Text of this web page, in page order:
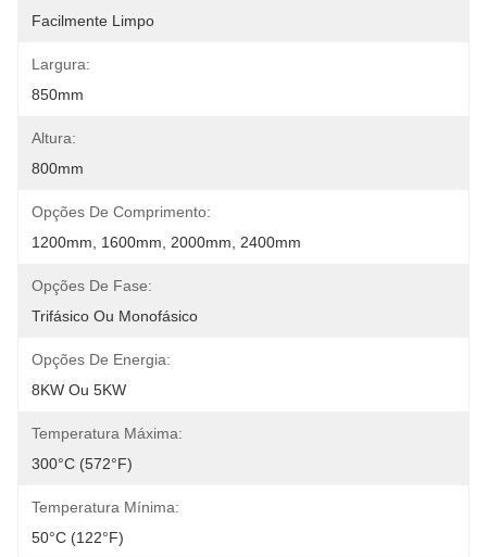
Facilmente Limpo
Largura:
850mm
Altura:
800mm
Opções De Comprimento:
1200mm, 1600mm, 2000mm, 2400mm
Opções De Fase:
Trifásico Ou Monofásico
Opções De Energia:
8KW Ou 5KW
Temperatura Máxima:
300°C (572°F)
Temperatura Mínima:
50°C (122°F)